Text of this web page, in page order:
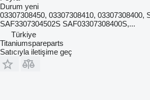
Durum yeni
03307308450, 03307308410, 03307308400,
SAF3307304502S SAF03307308400S,...
Türkiye
Titaniumspareparts
Satıcıyla iletişime geç